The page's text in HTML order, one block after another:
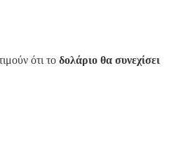
ότι το δολάριο θα συνεχίσει